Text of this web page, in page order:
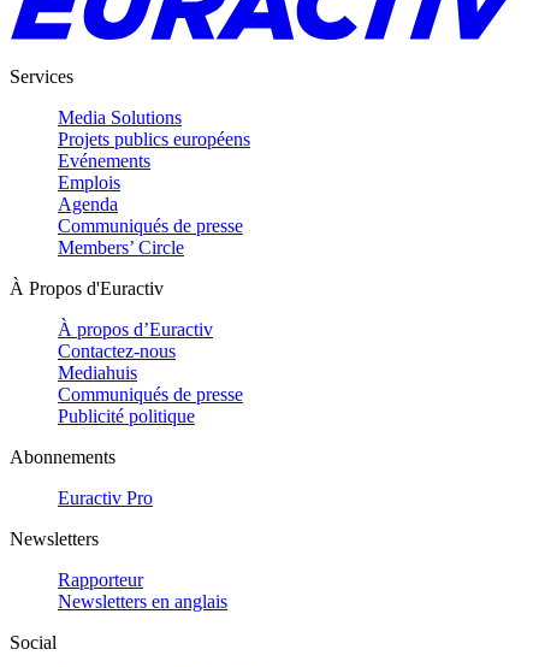
Services
Media Solutions
Projets publics européens
Evénements
Emplois
Agenda
Communiqués de presse
Members’ Circle
À Propos d'Euractiv
À propos d’Euractiv
Contactez-nous
Mediahuis
Communiqués de presse
Publicité politique
Abonnements
Euractiv Pro
Newsletters
Rapporteur
Newsletters en anglais
Social